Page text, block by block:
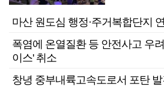
마산 원도심 행정·주거복합단지
폭염에 온열질환 등 안전사고 우
이스' 취소
창녕 중부내륙고속도로서 포탄